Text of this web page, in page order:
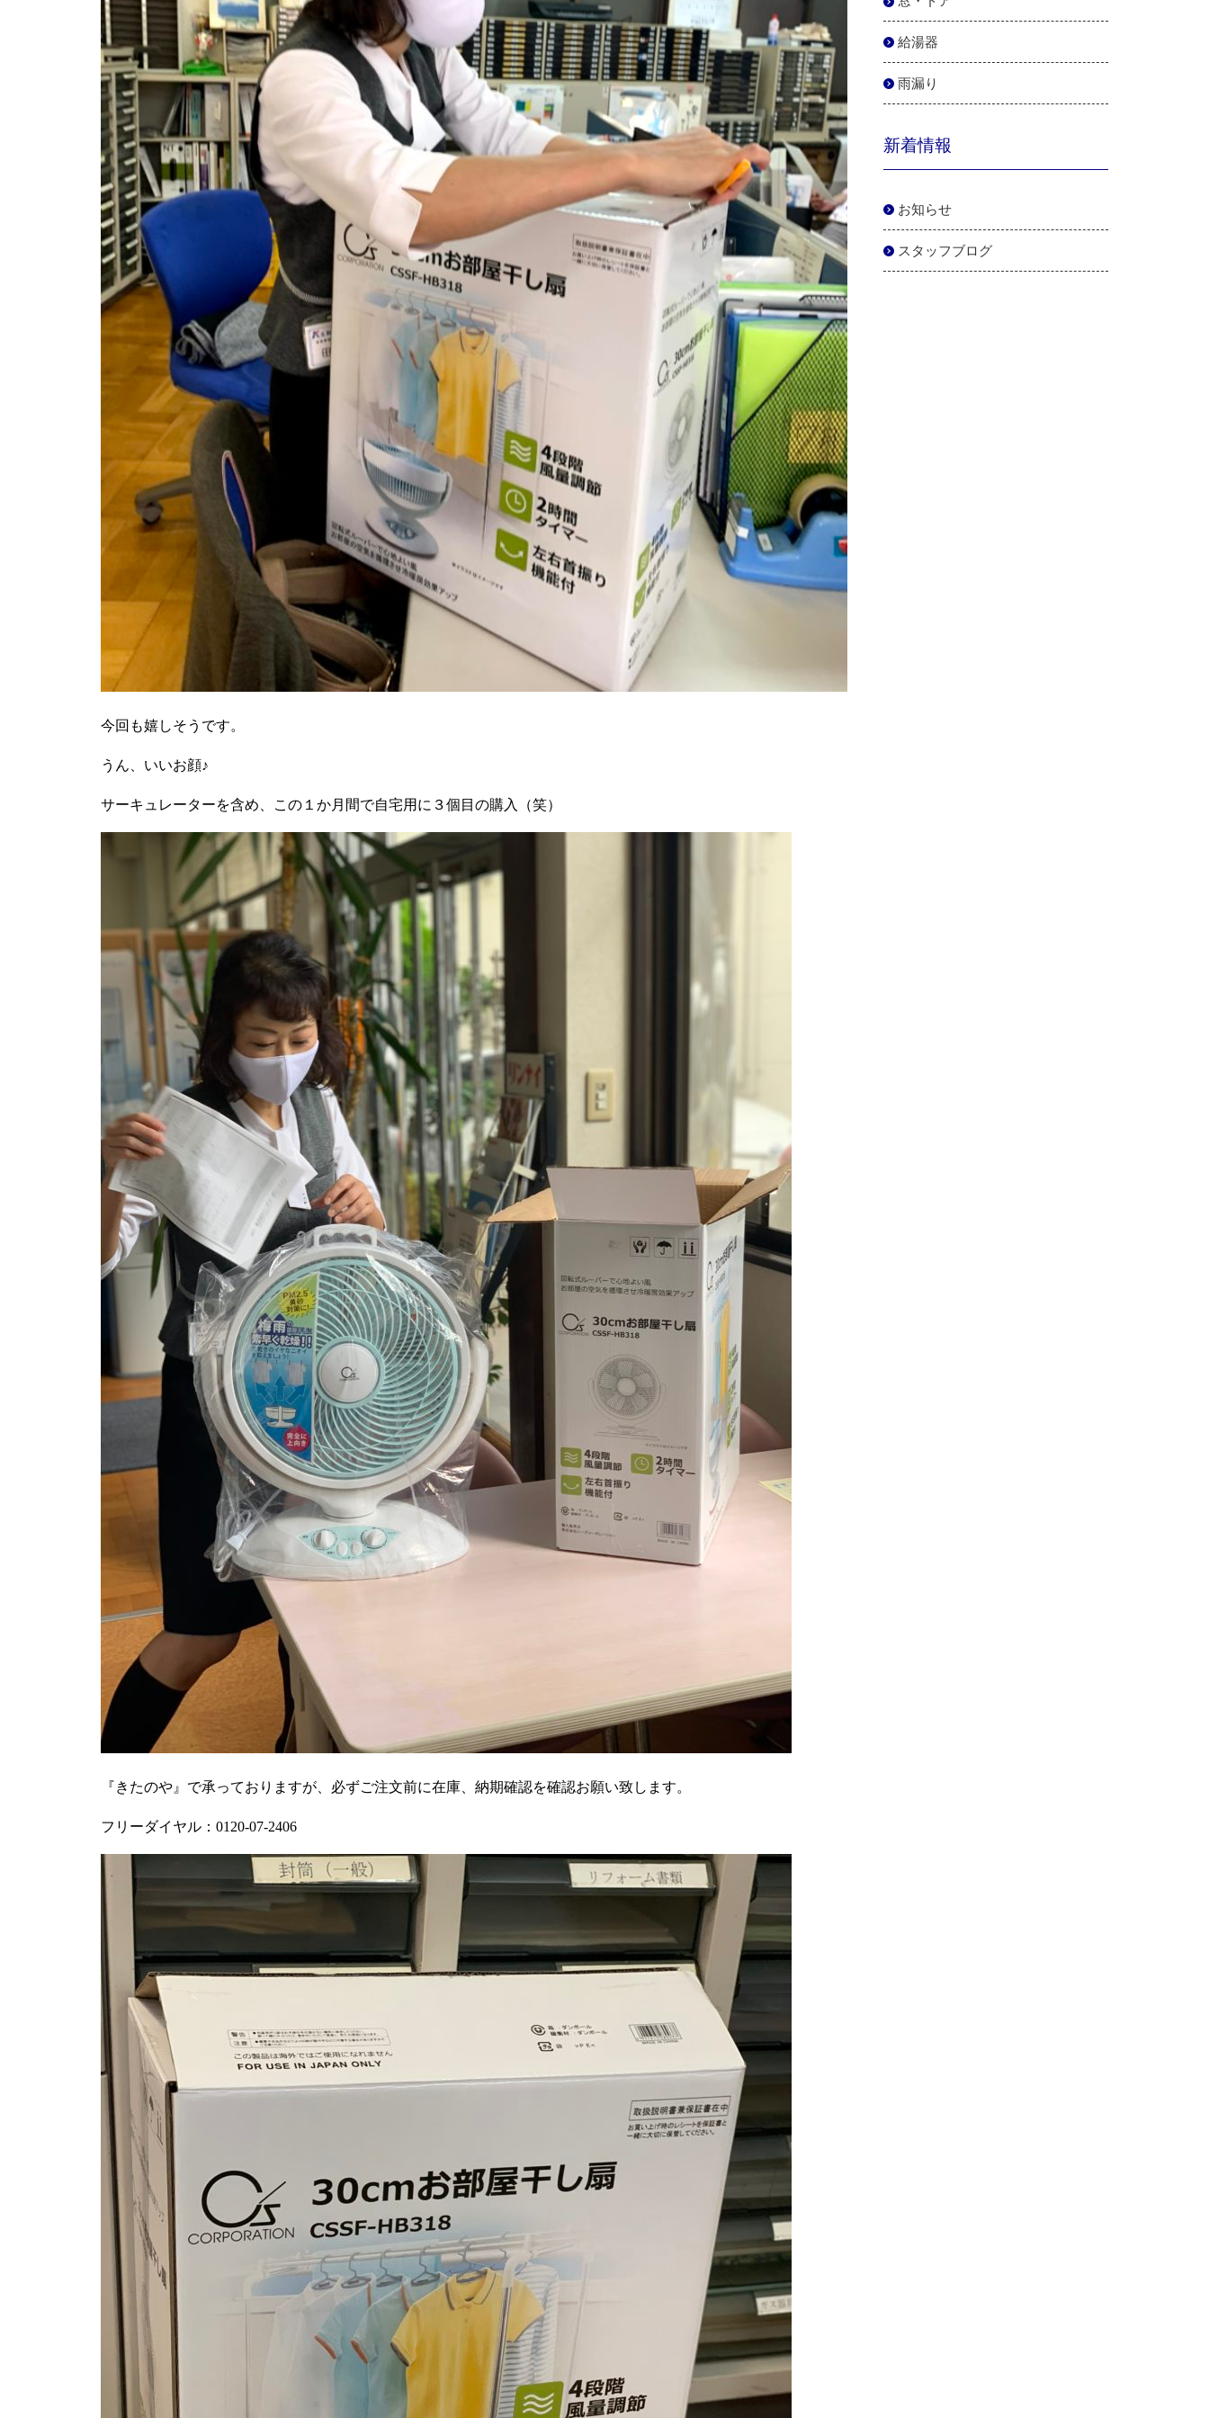
今回も嬉しそうです。
うん、いいお顔♪
サーキュレーターを含め、この１か月間で自宅用に３個目の購入（笑）
『きたのや』で承っておりますが、必ずご注文前に在庫、納期確認を確認お願い致します。
フリーダイヤル：0120-07-2406
給湯器
雨漏り
新着情報
お知らせ
スタッフブログ